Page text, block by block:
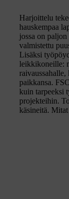
Harjoittelu
hauskempaa
jossa on
valmistettu
Lisäksi
leikkikoneille:
paikkansa.
kuin tarpeeksi
projekteihin.
käsineitä.